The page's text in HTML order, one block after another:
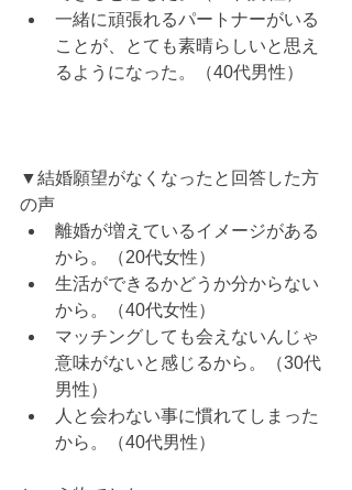
一緒に頑張れるパートナーがいる
ことが、とても素晴らしいと思え
るようになった。（40代男性）
▼結婚願望がなくなったと回答した方
の声
離婚が増えているイメージがある
から。（20代女性）
生活ができるかどうか分からない
から。（40代女性）
マッチングしても会えないんじゃ
意味がないと感じるから。（30代
男性）
人と会わない事に慣れてしまった
から。（40代男性）